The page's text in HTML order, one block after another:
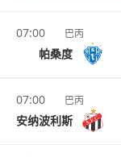
07:00 巴丙
帕桑度
07:00 巴丙
安纳波利斯